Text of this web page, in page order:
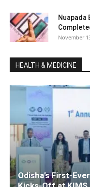
Nuapada
November
HEALTH & MEDICINE
Odisha’s First-